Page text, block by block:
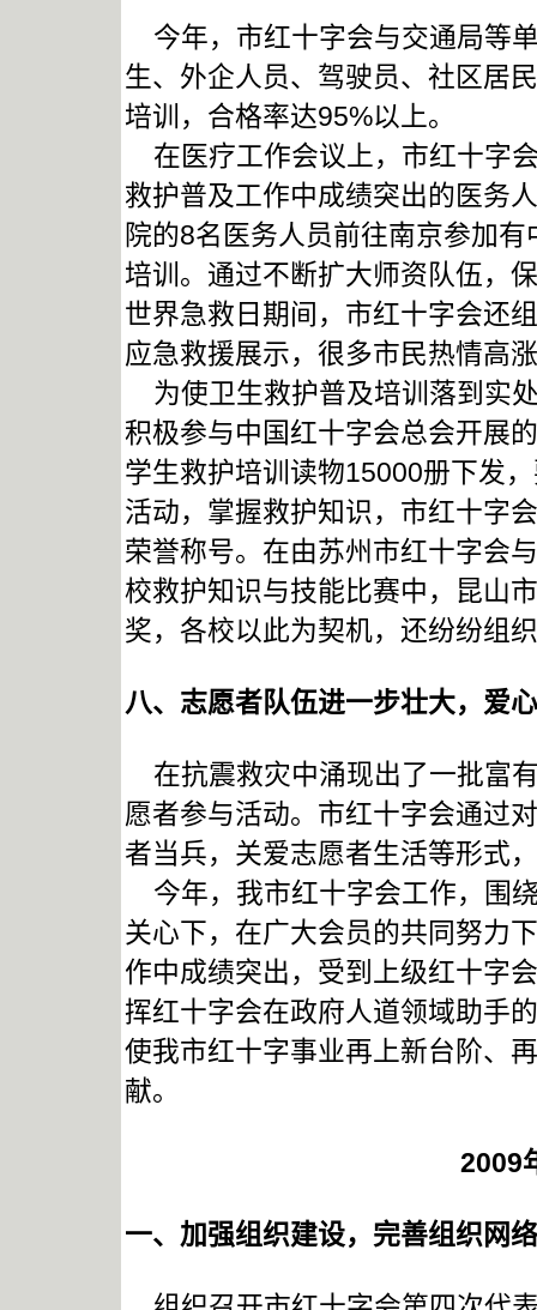
今年，市红十字会与交通局等
生、外企人员、驾驶员、社区居
培训，合格率达95%以上。
在医疗工作会议上，市红十字
救护普及工作中成绩突出的医务
院的8名医务人员前往南京参加
培训。通过不断扩大师资队伍，
世界急救日期间，市红十字会还
应急救援展示，很多市民热情高
为使卫生救护普及培训落到实
积极参与中国红十字会总会开展
学生救护培训读物15000册下发
活动，掌握救护知识，市红十字
荣誉称号。在由苏州市红十字会
校救护知识与技能比赛中，昆山
奖，各校以此为契机，还纷纷组
八、志愿者队伍进一步壮大，爱
在抗震救灾中涌现出了一批富
愿者参与活动。市红十字会通过
者当兵，关爱志愿者生活等形式
今年，我市红十字会工作，围
关心下，在广大会员的共同努力
作中成绩突出，受到上级红十字
挥红十字会在政府人道领域助手
使我市红十字事业再上新台阶、
献。
2009
一、加强组织建设，完善组织网络